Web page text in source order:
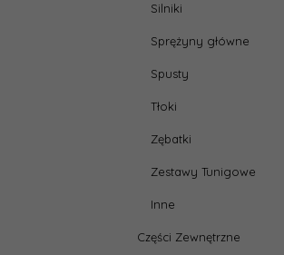
Silniki
Sprężyny główne
Spusty
Tłoki
Zębatki
Zestawy Tunigowe
Inne
Części Zewnętrzne